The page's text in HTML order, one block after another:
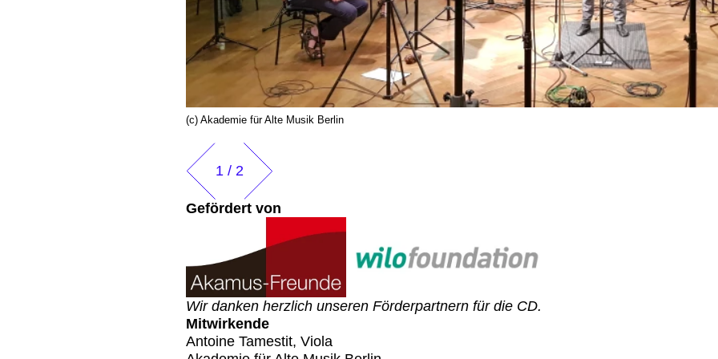
(c) Akademie für Alte Musik Berlin
1 / 2
Gefördert von
Wir danken herzlich unseren Förderpartnern für die CD.
Mitwirkende
Antoine Tamestit, Viola